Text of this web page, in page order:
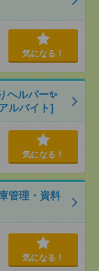
気になる！
ヘルパー✨
ルバイト]
気になる！
管理・資料
気になる！